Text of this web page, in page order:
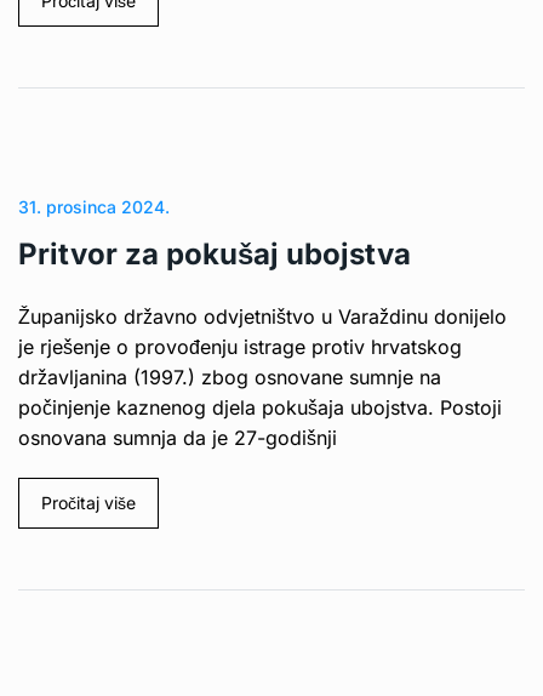
31. prosinca 2024.
Pritvor za pokušaj ubojstva
Županijsko državno odvjetništvo u Varaždinu donijelo
je rješenje o provođenju istrage protiv hrvatskog
državljanina (1997.) zbog osnovane sumnje na
počinjenje kaznenog djela pokušaja ubojstva. Postoji
osnovana sumnja da je 27-godišnji
Pročitaj više